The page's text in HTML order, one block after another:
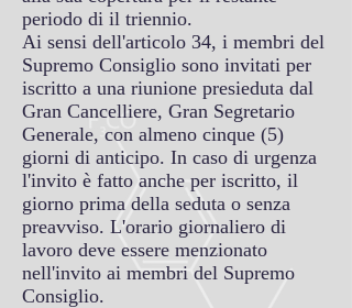
periodo di il triennio.
Ai sensi dell'articolo 34, i membri del
Supremo Consiglio sono invitati per
iscritto a una riunione presieduta dal
Gran Cancelliere, Gran Segretario
Generale, con almeno cinque (5)
giorni di anticipo. In caso di urgenza
l'invito è fatto anche per iscritto, il
giorno prima della seduta o senza
preavviso. L'orario giornaliero di
lavoro deve essere menzionato
nell'invito ai membri del Supremo
Consiglio.